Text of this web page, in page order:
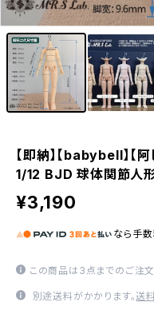
【即納】【babybell】
1/12 BJD 球体関節人
¥3,190
なら 手
この商品は3点までのご注文
別途送料がかかります。送